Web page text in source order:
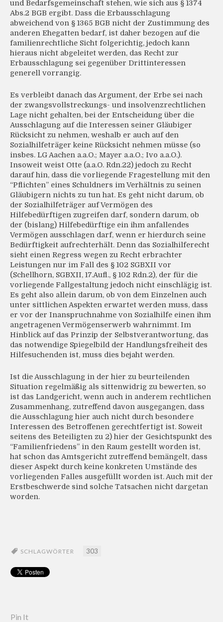
und Bedarfsgemeinschaft stehen, wie sich aus § 1374
Abs.2 BGB ergibt. Dass die Erbausschlagung
abweichend von § 1365 BGB nicht der Zustimmung des
anderen Ehegatten bedarf, ist daher bezogen auf die
familienrechtliche Sicht folgerichtig, jedoch kann
hieraus nicht abgeleitet werden, das Recht zur
Erbausschlagung sei gegenüber Drittinteressen
generell vorrangig.
Es verbleibt danach das Argument, der Erbe sei nach
der zwangsvollstreckungs- und insolvenzrechtlichen
Lage nicht gehalten, bei der Entscheidung über die
Ausschlagung auf die Interessen seiner Gläubiger
Rücksicht zu nehmen, weshalb er auch auf den
Sozialhilfeträger keine Rücksicht nehmen müsse (so
insbes. LG Aachen a.a.O.; Mayer a.a.O.; Ivo a.a.O.).
Insoweit weist Otte (a.a.O. Rdn.22) jedoch zu Recht
darauf hin, dass die vorliegende Fragestellung mit den
“Pflichten” eines Schuldners im Verhältnis zu seinen
Gläubigern nichts zu tun hat. Es geht nicht darum, ob
der Sozialhilfeträger auf Vermögen des
Hilfebedürftigen zugreifen darf, sondern darum, ob
der (bislang) Hilfebedürftige ein ihm anfallendes
Vermögen ausschlagen darf, wenn er hierdurch seine
Bedürftigkeit aufrechterhält. Denn das Sozialhilferecht
sieht einen Regress wegen zu Recht erbrachter
Leistungen nur im Fall des § 102 SGBXII vor
(Schellhorn, SGBXII, 17.Aufl., § 102 Rdn.2), der für die
vorliegende Fallgestaltung jedoch nicht einschlägig ist.
Es geht also allein darum, ob von dem Einzelnen auch
unter sittlichen Aspekten erwartet werden muss, dass
er vor der Inanspruchnahme von Sozialhilfe einen ihm
angetragenen Vermögenserwerb wahrnimmt. Im
Hinblick auf das Prinzip der Selbstverantwortung, das
das notwendige Spiegelbild der Handlungsfreiheit des
Hilfesuchenden ist, muss dies bejaht werden.
Ist die Ausschlagung in der hier zu beurteilenden
Situation regelmäßig als sittenwidrig zu bewerten, so
ist das Landgericht, wenn auch in anderem rechtlichen
Zusammenhang, zutreffend davon ausgegangen, dass
die Ausschlagung hier auch nicht durch besondere
Interessen des Betroffenen gerechtfertigt ist. Soweit
seitens des Beteiligten zu 2) hier der Gesichtspunkt des
“Familienfriedens” in den Raum gestellt worden ist,
hat schon das Amtsgericht zutreffend bemängelt, dass
dieser Aspekt durch keine konkreten Umstände des
vorliegenden Falles ausgefüllt worden ist. Auch mit der
Erstbeschwerde sind solche Tatsachen nicht dargetan
worden.
SCHLAGWÖRTER 303
Pin It